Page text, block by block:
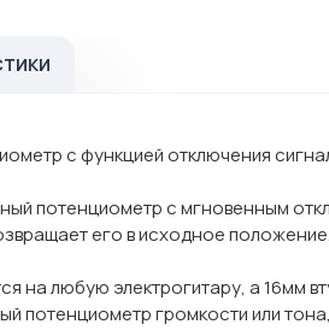
с функцией отключения
потенциометр с мгновенным
его в исходное
на любую электрогитару, а 16мм
потенциометр громкости или